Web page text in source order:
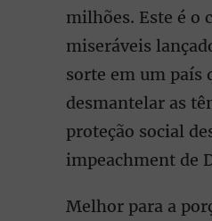
milhões. Este é o
miseráveis
sorte em um país
desmantelar as
proteção social
impeachment de
Melhor para a